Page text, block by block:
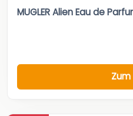
MUGLER Alien Eau de